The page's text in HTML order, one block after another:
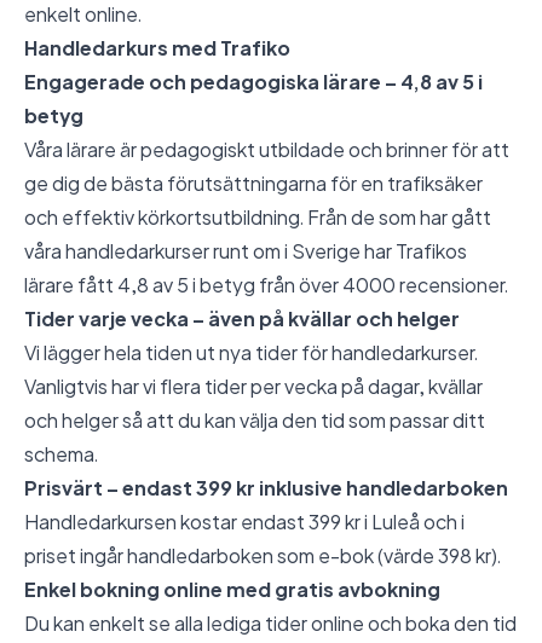
enkelt online.
Handledarkurs med Trafiko
Engagerade och pedagogiska lärare – 4,8 av 5 i
betyg
Våra lärare är pedagogiskt utbildade och brinner för att
ge dig de bästa förutsättningarna för en trafiksäker
och effektiv körkortsutbildning. Från de som har gått
våra handledarkurser runt om i Sverige har Trafikos
lärare fått 4,8 av 5 i betyg från över 4000 recensioner.
Tider varje vecka – även på kvällar och helger
Vi lägger hela tiden ut nya tider för handledarkurser.
Vanligtvis har vi flera tider per vecka på dagar, kvällar
och helger så att du kan välja den tid som passar ditt
schema.
Prisvärt – endast 399 kr inklusive handledarboken
Handledarkursen kostar endast 399 kr i Luleå och i
priset ingår handledarboken som e-bok (värde 398 kr).
Enkel bokning online med gratis avbokning
Du kan enkelt se alla lediga tider online och boka den tid